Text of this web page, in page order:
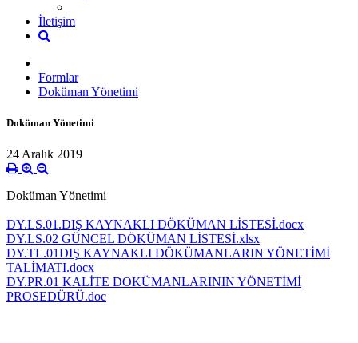
İletişim
Formlar
Doküman Yönetimi
Doküman Yönetimi
24 Aralık 2019
Doküman Yönetimi
DY.LS.01.DIŞ KAYNAKLI DÖKÜMAN LİSTESİ.docx
DY.LS.02 GÜNCEL DÖKÜMAN LİSTESİ.xlsx
DY.TL.01DIŞ KAYNAKLI DÖKÜMANLARIN YÖNETİMİ
TALİMATI.docx
DY.PR.01 KALİTE DOKÜMANLARININ YÖNETİMİ
PROSEDÜRÜ.doc